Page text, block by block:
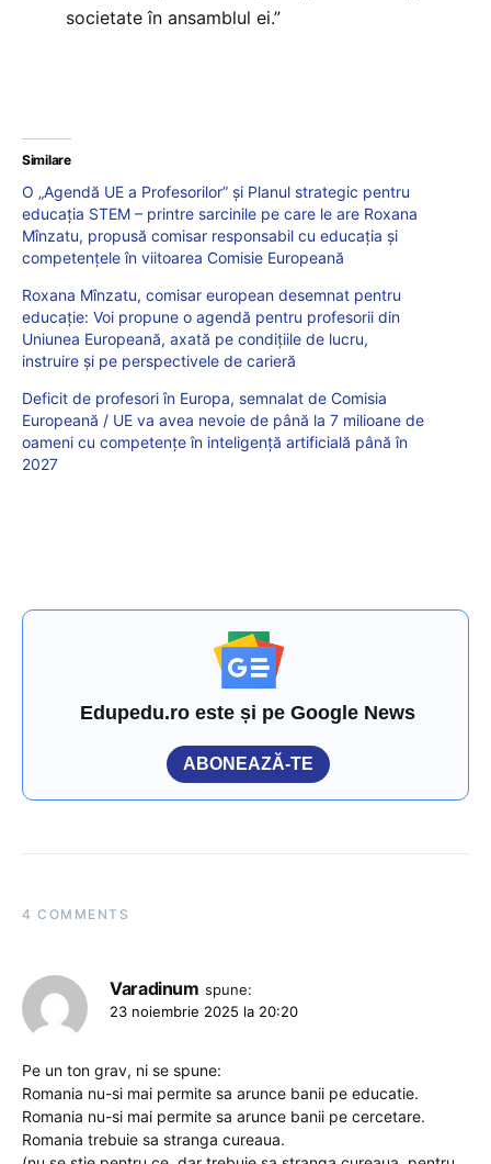
societate în ansamblul ei.”
Similare
O „Agendă UE a Profesorilor” și Planul strategic pentru
educația STEM – printre sarcinile pe care le are Roxana
Mînzatu, propusă comisar responsabil cu educația și
competențele în viitoarea Comisie Europeană
Roxana Mînzatu, comisar european desemnat pentru
educație: Voi propune o agendă pentru profesorii din
Uniunea Europeană, axată pe condițiile de lucru,
instruire și pe perspectivele de carieră
Deficit de profesori în Europa, semnalat de Comisia
Europeană / UE va avea nevoie de până la 7 milioane de
oameni cu competențe în inteligență artificială până în
2027
Edupedu.ro este și pe Google News
ABONEAZĂ-TE
4 COMMENTS
Varadinum spune:
23 noiembrie 2025 la 20:20
Pe un ton grav, ni se spune:
Romania nu-si mai permite sa arunce banii pe educatie.
Romania nu-si mai permite sa arunce banii pe cercetare.
Romania trebuie sa stranga cureaua.